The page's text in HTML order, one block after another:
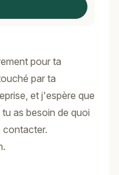
pour ta
par ta
et j'espère que
as besoin de quoi
contacter.